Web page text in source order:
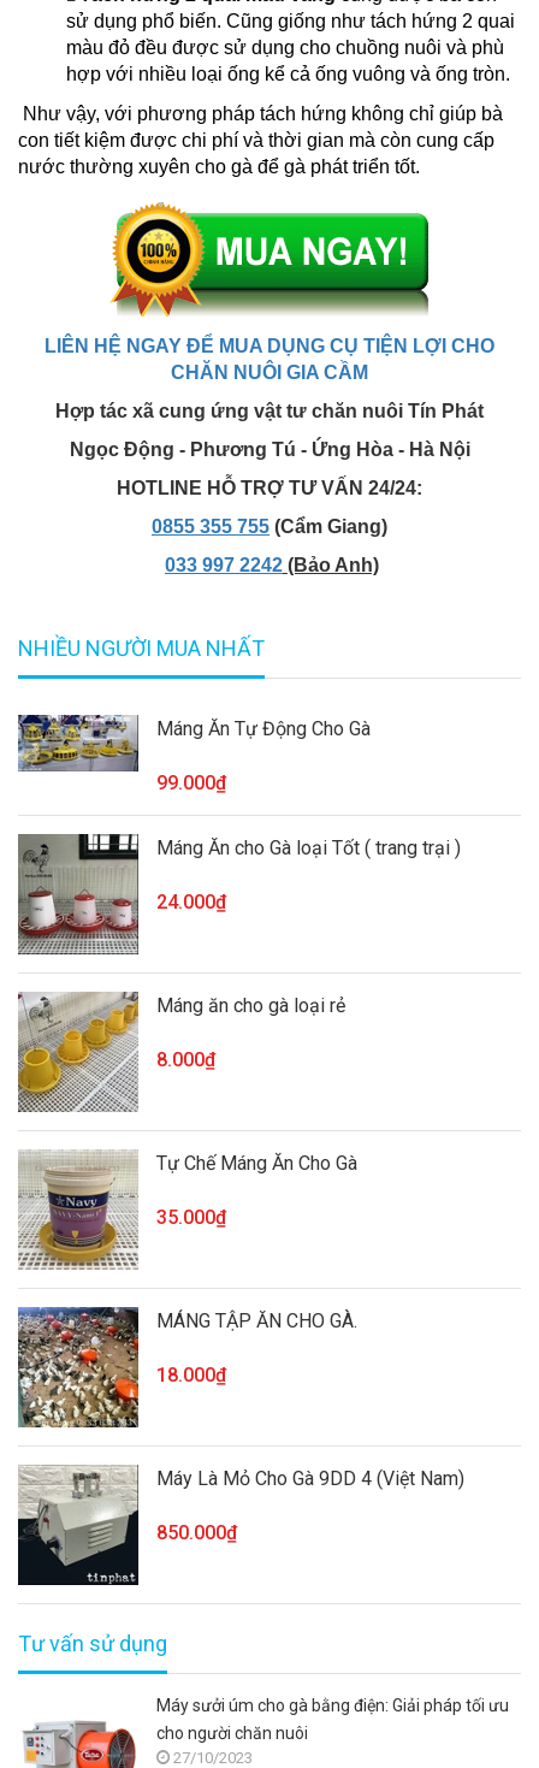
sử dụng phổ biến. Cũng giống như tách hứng 2 quai
màu đỏ đều được sử dụng cho chuồng nuôi và phù
hợp với nhiều loại ống kể cả ống vuông và ống tròn.
Như vậy, với phương pháp tách hứng không chỉ giúp bà
con tiết kiệm được chi phí và thời gian mà còn cung cấp
nước thường xuyên cho gà để gà phát triển tốt.
LIÊN HỆ NGAY ĐỂ MUA DỤNG CỤ TIỆN LỢI CHO
CHĂN NUÔI GIA CẦM
Hợp tác xã cung ứng vật tư chăn nuôi Tín Phát
Ngọc Động - Phương Tú - Ứng Hòa - Hà Nội
HOTLINE HỖ TRỢ TƯ VẤN 24/24:
0855 355 755 (Cẩm Giang)
033 997 2242 (Bảo Anh)
NHIỀU NGƯỜI MUA NHẤT
Máng Ăn Tự Động Cho Gà
99.000₫
Máng Ăn cho Gà loại Tốt ( trang trại )
24.000₫
Máng ăn cho gà loại rẻ
8.000₫
Tự Chế Máng Ăn Cho Gà
35.000₫
MÁNG TẬP ĂN CHO GÀ.
18.000₫
Máy Là Mỏ Cho Gà 9DD 4 (Việt Nam)
850.000₫
Tư vấn sử dụng
Máy sưởi úm cho gà bằng điện: Giải pháp tối ưu
cho người chăn nuôi
27/10/2023